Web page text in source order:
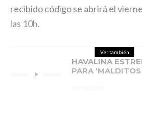
recibido código se abrirá el
las 10h.
Ver también
HAVALINA
PARA